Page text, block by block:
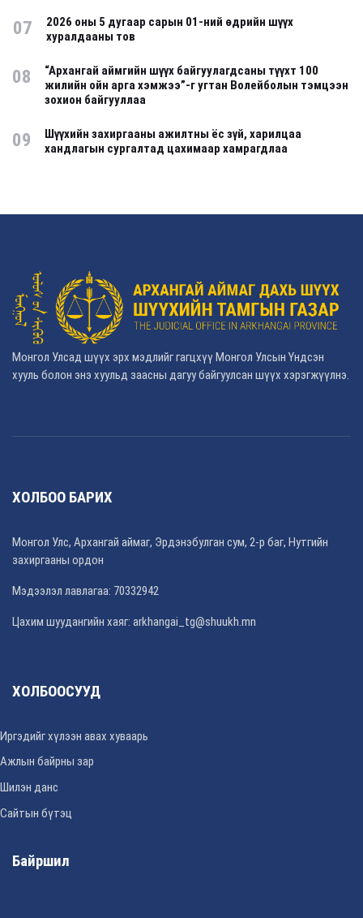
07
2026 оны 5 дугаар сарын 01-ний өдрийн шүүх
хуралдааны тов
08
“Архангай аймгийн шүүх байгуулагдсаны түүхт 100
жилийн ойн арга хэмжээ”-г угтан Волейболын тэмцээн
зохион байгууллаа
09
Шүүхийн захиргааны ажилтны ёс зүй, харилцаа
хандлагын сургалтад цахимаар хамрагдлаа
Монгол Улсад шүүх эрх мэдлийг гагцхүү Монгол Улсын Үндсэн
хууль болон энэ хуульд заасны дагуу байгуулсан шүүх хэрэгжүүлнэ.
ХОЛБОО БАРИХ
Монгол Улс, Архангай аймаг, Эрдэнэбулган сум, 2-р баг, Нутгийн
захиргааны ордон
Мэдээлэл лавлагаа: 70332942
Цахим шуудангийн хаяг: arkhangai_tg@shuukh.mn
ХОЛБООСУУД
Иргэдийг хүлээн авах хуваарь
Ажлын байрны зар
Шилэн данс
Сайтын бүтэц
Байршил